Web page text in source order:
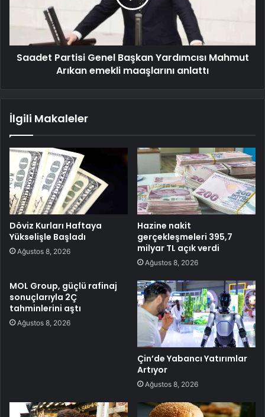
Saadet Partisi Genel Başkan Yardımcısı Mahmut
Arıkan emekli maaşlarını anlattı
İlgili Makaleler
Döviz Kurları Haftaya
Yükselişle Başladı
Ağustos 8, 2026
Hazine nakit
gerçekleşmeleri 395,7
milyar TL açık verdi
Ağustos 8, 2026
MOL Group, güçlü rafinaj
sonuçlarıyla 2Ç
tahminlerini aştı
Ağustos 8, 2026
Çin’de Yabancı Yatırımlar
Artıyor
Ağustos 8, 2026